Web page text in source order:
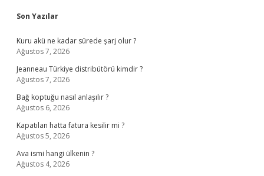
Sidebar
Son Yazılar
Kuru akü ne kadar sürede şarj olur ?
Ağustos 7, 2026
Jeanneau Türkiye distribütörü kimdir ?
Ağustos 7, 2026
Bağ koptuğu nasıl anlaşılır ?
Ağustos 6, 2026
Kapatılan hatta fatura kesilir mi ?
Ağustos 5, 2026
Ava ismi hangi ülkenin ?
Ağustos 4, 2026